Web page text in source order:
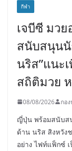
กีฬา
เจบีซี มว
สนับสนุนนั
นริส”แนะ
สถิติมวย
08/08/2026 กอ
ญี่ปุ่น พร้อมสนับส
ด้าน นริส สิงหวัง
อย่าง ไฟท์แฟ็กซ์